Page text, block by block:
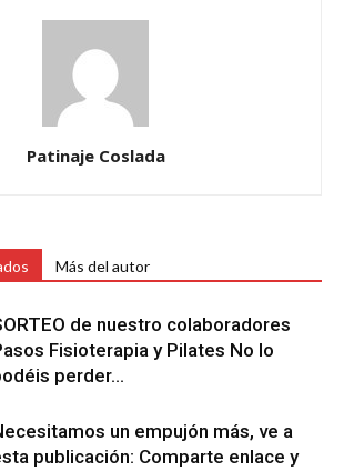
Patinaje Coslada
Más del autor
de nuestro colaboradores
Fisioterapia y Pilates No lo
perder…
un empujón más, ve a
publicación: Comparte enlace y